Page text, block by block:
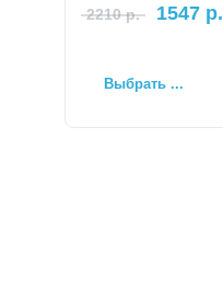
2210р. 1547 р.
Выбрать ...